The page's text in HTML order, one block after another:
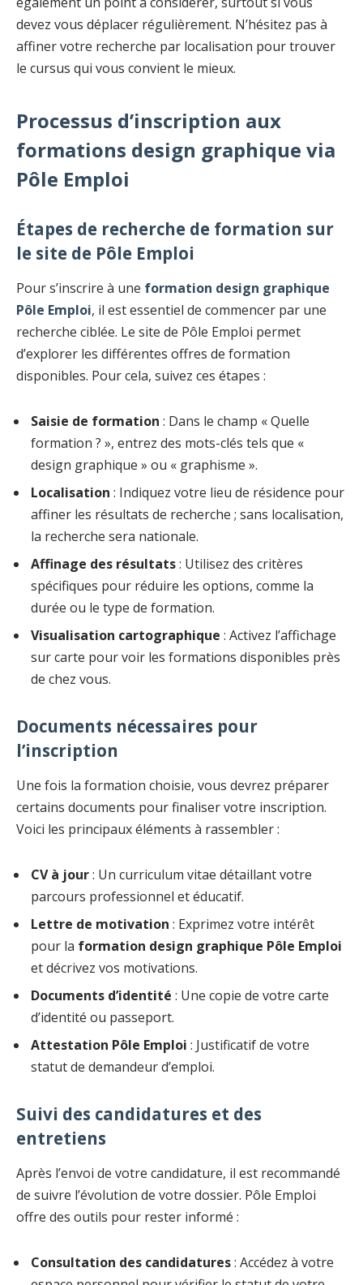
devez vous déplacer régulièrement. N’hésitez pas à
affiner votre recherche par localisation pour trouver
le cursus qui vous convient le mieux.
Processus d’inscription aux
formations design graphique via
Pôle Emploi
Étapes de recherche de formation sur
le site de Pôle Emploi
Pour s’inscrire à une formation design graphique
Pôle Emploi, il est essentiel de commencer par une
recherche ciblée. Le site de Pôle Emploi permet
d’explorer les différentes offres de formation
disponibles. Pour cela, suivez ces étapes :
Saisie de formation : Dans le champ « Quelle
formation ? », entrez des mots-clés tels que «
design graphique » ou « graphisme ».
Localisation : Indiquez votre lieu de résidence pour
affiner les résultats de recherche ; sans localisation,
la recherche sera nationale.
Affinage des résultats: Utilisez des critères
spécifiques pour réduire les options, comme la
durée ou le type de formation.
Visualisation cartographique : Activez l’affichage
sur carte pour voir les formations disponibles près
de chez vous.
Documents nécessaires pour
l’inscription
Une fois la formation choisie, vous devrez préparer
certains documents pour finaliser votre inscription.
Voici les principaux éléments à rassembler :
CV à jour: Un curriculum vitae détaillant votre
parcours professionnel et éducatif.
Lettre de motivation : Exprimez votre intérêt
pour la formation design graphique Pôle Emploi
et décrivez vos motivations.
Documents d’identité : Une copie de votre carte
d’identité ou passeport.
Attestation Pôle Emploi : Justificatif de votre
statut de demandeur d’emploi.
Suivi des candidatures et des
entretiens
Après l’envoi de votre candidature, il est recommandé
de suivre l’évolution de votre dossier. Pôle Emploi
offre des outils pour rester informé :
Consultation des candidatures: Accédez à votre